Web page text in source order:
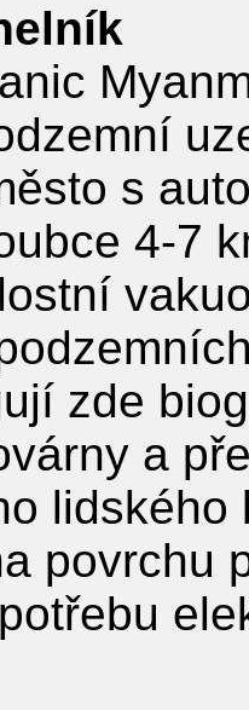
s
4-7
zde
a
lidského
povrchu